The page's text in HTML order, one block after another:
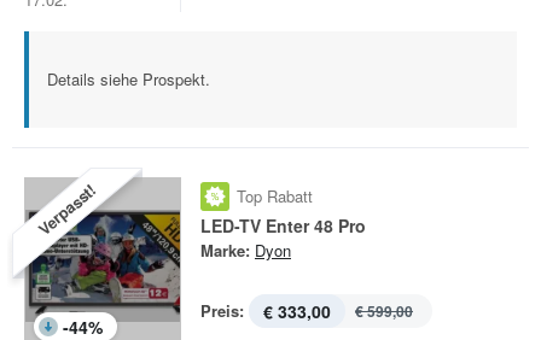
Details siehe Prospekt.
Verpasst!
-44%
Top Rabatt
LED-TV Enter 48 Pro
Marke: Dyon
Preis: € 333,00 € 599,00